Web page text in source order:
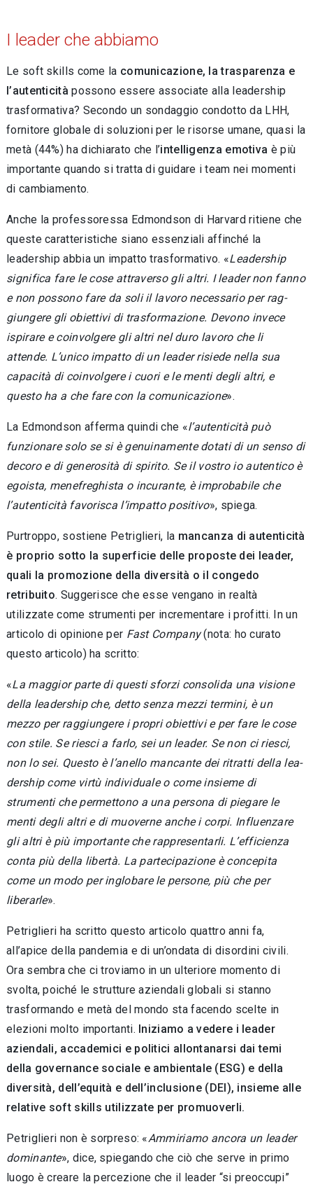
I leader che abbiamo
Le soft skills come la comunicazione, la traspa­renza e
l’autenticitàpossono essere associate alla leadership
trasformativa? Secondo un son­daggio condotto da LHH,
fornitore globale di soluzioni per le risorse umane, quasi la
metà (44%) ha dichiarato che l’intelligenza emotiva è più
importante quando si tratta di guidare i team nei momenti
di cambiamento.
Anche la professoressa Edmondson di Har­vard ritiene che
queste caratteristiche siano es­senziali affinché la
leadership abbia un impatto trasformativo. «Leadership
significa fare le cose attraverso gli altri. I leader non fanno
e non possono fare da soli il lavoro necessario per rag­
giungere gli obiettivi di trasformazione. Devono invece
ispirare e coinvolgere gli altri nel duro la­voro che li
attende. L’unico impatto di un leader risiede nella sua
capacità di coinvolgere i cuori e le menti degli altri, e
questo ha a che fare con la comunicazione».
La Edmondson afferma quindi che «l’auten­ticità può
funzionare solo se si è genuinamente dotati di un senso di
decoro e di generosità di spirito. Se il vostro io autentico è
egoista, mene­freghista o incurante, è improbabile che
l’auten­ticità favorisca l’impatto positivo», spiega.
Purtroppo, sostiene Petriglieri, la mancanza di autenticità
è proprio sotto la superficie delle proposte dei leader,
quali la promozione della diversità o il congedo
retribuito. Suggerisce che esse vengano in realtà
utilizzate come strumenti per incrementare i profitti. In un
articolo di opi­nione per Fast Company(nota: ho curato
questo articolo) ha scritto:
«La maggior parte di questi sforzi consolida una visione
della leadership che, detto senza mezzi termini, è un
mezzo per raggiungere i pro­pri obiettivi e per fare le cose
con stile. Se riesci a farlo, sei un leader. Se non ci riesci,
non lo sei. Questo è l’anello mancante dei ritratti della lea­
dership come virtù individuale o come insieme di
strumenti che permettono a una persona di piegare le
menti degli altri e di muoverne anche i corpi. Influenzare
gli altri è più importante che rappresentarli. L’efficienza
conta più della liber­tà. La partecipazione è concepita
come un modo per inglobare le persone, più che per
liberarle».
Petriglieri ha scritto questo articolo quattro anni fa,
all’apice della pandemia e di un’ondata di disordini civili.
Ora sembra che ci troviamo in un ulteriore momento di
svolta, poiché le strut­ture aziendali globali si stanno
trasformando e metà del mondo sta facendo scelte in
elezioni molto importanti. Iniziamo a vedere i leader
aziendali, accademici e politici allontanarsi dai temi
della governance sociale e ambientale (ESG) e della
diversità, dell’equità e dell’inclu­sione (DEI), insieme alle
relative soft skills utiliz­zate per promuoverli.
Petriglieri non è sorpreso: «Ammiriamo an­cora un leader
dominante», dice, spiegando che ciò che serve in primo
luogo è creare la percezione che il leader “si preoccupi”